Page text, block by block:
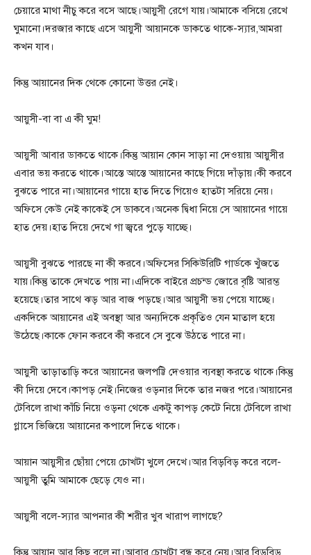
চেয়ারে মাথা নীচু করে বসে আছে।আয়ুসী রেগে যায়।আমাকে বসিয়ে রেখে
ঘুমানো।দরজার কাছে এসে আয়ুসী আয়ানকে ডাকতে থাকে-স্যার,আমরা
কখন যাব।
কিন্তু আয়ানের দিক থেকে কোনো উত্তর নেই।
আয়ুসী-বা বা এ কী ঘুম!
আয়ুসী আবার ডাকতে থাকে।কিন্তু আয়ান কোন সাড়া না দেওয়ায় আয়ুসীর
এবার ভয় করতে থাকে।আস্তে আস্তে আয়ানের কাছে গিয়ে দাঁড়ায়।কী করবে
বুঝতে পারে না।আয়ানের গায়ে হাত দিতে গিয়েও হাতটা সরিয়ে নেয়।
অফিসে কেউ নেই কাকেই সে ডাকবে।অনেক দ্বিধা নিয়ে সে আয়ানের গায়ে
হাত দেয়।হাত দিয়ে দেখে গা জ্বরে পুড়ে যাচ্ছে।
আয়ুসী বুঝতে পারছে না কী করবে।অফিসের সিকিউরিটি গার্ডকে খুঁজতে
যায়।কিন্তু তাকে দেখতে পায় না।এদিকে বাইরে প্রচন্ড জোরে বৃষ্টি আরম্ভ
হয়েছে।তার সাথে ঝড় আর বাজ পড়ছে।আর আয়ুসী ভয় পেয়ে যাচ্ছে।
একদিকে আয়ানের এই অবস্থা আর অন্যদিকে প্রকৃতিও যেন মাতাল হয়ে
উঠেছে।কাকে ফোন করবে কী করবে সে বুঝে উঠতে পারে না।
আয়ুসী তাড়াতাড়ি করে আয়ানের জলপট্টি দেওয়ার ব্যবস্থা করতে থাকে।কিন্তু
কী দিয়ে দেবে।কাপড় নেই।নিজের ওড়নার দিকে তার নজর পরে।আয়ানের
টেবিলে রাখা কাঁচি নিয়ে ওড়না থেকে একটু কাপড় কেটে নিয়ে টেবিলে রাখা
গ্লাসে ভিজিয়ে আয়ানের কপালে দিতে থাকে।
আয়ান আয়ুসীর ছোঁয়া পেয়ে চোখটা খুলে দেখে।আর বিড়বিড় করে বলে-
আয়ুসী তুমি আমাকে ছেড়ে যেও না।
আয়ুসী বলে-স্যার আপনার কী শরীর খুব খারাপ লাগছে?
কিন্তু আয়ান আর কিছু বলে না।আবার চোখটা বন্ধ করে নেয়।আর বিড়বিড়